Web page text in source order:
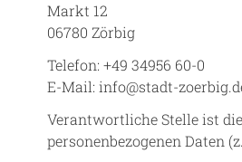
Markt 12
06780 Zörbig
Telefon: +49 34956 60-0
E-Mail: info@stadt-
Verantwortliche Stelle ist
personenbezogenen Daten